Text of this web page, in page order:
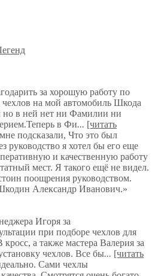
за хорошую работу по
на мой автомобиль Шкода
но в ней нет ни Фамилии ни
в Фи... [читать
подсказали, Что это был
руководство я хотел бы его еще
и качественную работу
мест. Я такого ещё не видел.
поощрения руководством.
Александр Иванович.»
Игоря за
при подборе чехлов для
а также мастера Валерия за
чехлов. Все бы... [читать
Сами чехлы